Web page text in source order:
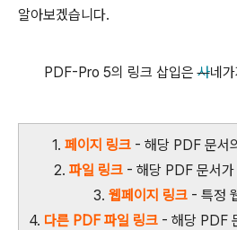
알아보겠습니다.
PDF-Pro 5의 링크 삽입은사네
1. 페이지 링크 - 해당 PDF 문서
2. 파일 링크- 해당 PDF 문서가
3. 웹페이지 링크 - 특정
4. 다른 PDF 파일 링크- 해당 PDF